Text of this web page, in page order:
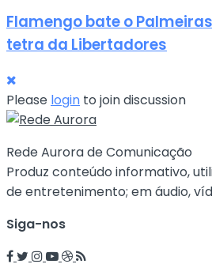
Flamengo bate o
tetra da Libertadores
Please login to join discussion
Rede Aurora de Comunicação
Produz conteúdo informativo,
de entretenimento; em áudio,
Siga-nos